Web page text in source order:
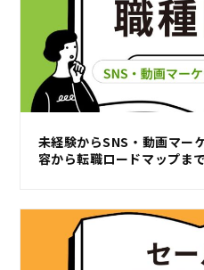
未経験からSNS・動画マー
容から転職ロードマップま